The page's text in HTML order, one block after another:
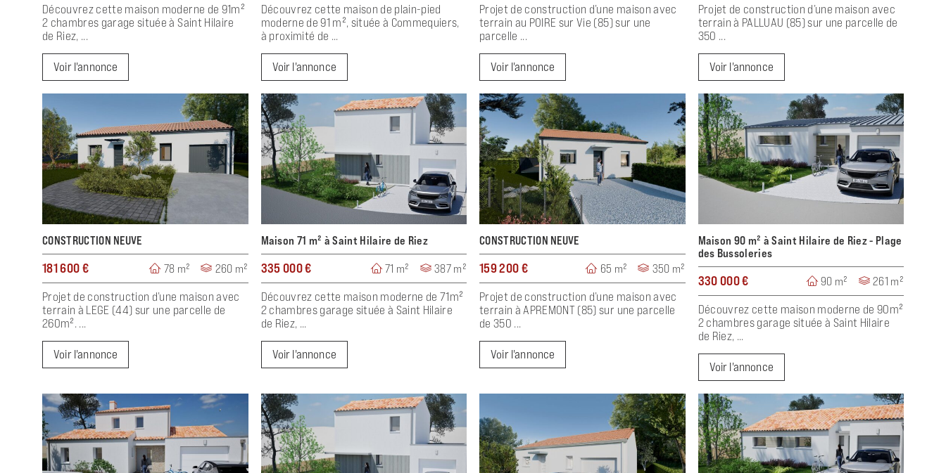
Découvrez cette maison moderne de 91m²
2 chambres garage située à Saint Hilaire
de Riez, ...
Voir l'annonce
Découvrez cette maison de plain-pied
moderne de 91 m², située à Commequiers,
à proximité de ...
Voir l'annonce
Projet de construction d’une maison avec
terrain au POIRE sur Vie (85) sur une
parcelle ...
Voir l'annonce
Projet de construction d’une maison avec
terrain à PALLUAU (85) sur une parcelle de
350 ...
Voir l'annonce
CONSTRUCTION NEUVE
181 600 € 78 m² 260 m²
Projet de construction d’une maison avec
terrain à LEGE (44) sur une parcelle de
260m². ...
Voir l'annonce
Maison 71 m² à Saint Hilaire de Riez
335 000 € 71 m² 387 m²
Découvrez cette maison moderne de 71m²
2 chambres garage située à Saint Hilaire
de Riez, ...
Voir l'annonce
CONSTRUCTION NEUVE
159 200 € 65 m² 350 m²
Projet de construction d’une maison avec
terrain à APREMONT (85) sur une parcelle
de 350 ...
Voir l'annonce
Maison 90 m² à Saint Hilaire de Riez - Plage
des Bussoleries
330 000 € 90 m² 261 m²
Découvrez cette maison moderne de 90m²
2 chambres garage située à Saint Hilaire
de Riez, ...
Voir l'annonce